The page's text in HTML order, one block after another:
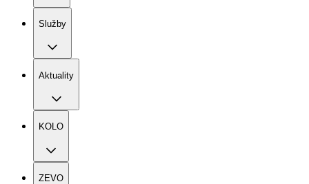
Služby
Aktuality
KOLO
ZEVO